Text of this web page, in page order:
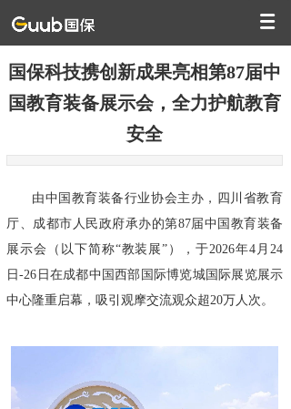
国保科技携创新成果亮相第87届中
国教育装备展示会，全力护航教育
安全
由中国教育装备行业协会主办，四川省教育
厅、成都市人民政府承办的第87届中国教育装备
展示会（以下简称“教装展”），于2026年4月24
日-26日在成都中国西部国际博览城国际展览展示
中心隆重启幕，吸引观摩交流观众超20万人次。